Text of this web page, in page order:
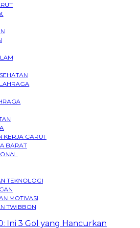
KERJA GARUT
BARAT
TEKNOLOGI
MOTIVASI
TWIBBON
Ini 3 Gol yang Hancurkan